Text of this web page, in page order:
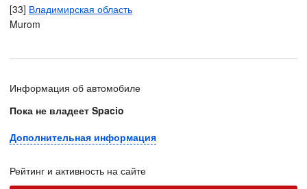
[33] Владимирская область
Murom
Информация об автомобиле
Пока не владеет Spacio
Дополнительная информация
Рейтинг и активность на сайте